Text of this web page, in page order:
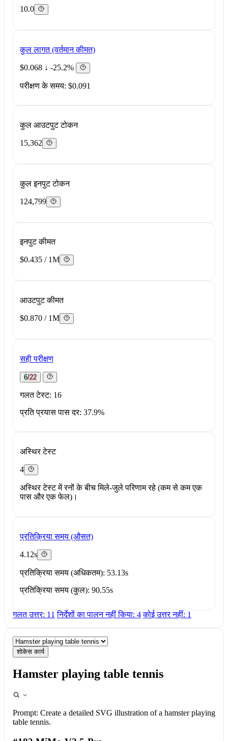
10.0
कुल लागत (वर्तमान कीमत)
$0.068 ↓ -25.2%
परीक्षण के समय: $0.091
कुल आउटपुट टोकन
15,362
कुल इनपुट टोकन
124,799
इनपुट कीमत
$0.435 / 1M
आउटपुट कीमत
$0.870 / 1M
सही परीक्षण
6/22
गलत टेस्ट: 16
प्रति प्रयास पास दर: 37.9%
अस्थिर टेस्ट
4
अस्थिर टेस्ट में रनों के बीच मिले-जुले परिणाम रहे (कम से कम एक
पास और एक फेल)।
प्रतिक्रिया समय (औसत)
4.12s
प्रतिक्रिया समय (अधिकतम): 53.13s
प्रतिक्रिया समय (कुल): 90.55s
गलत उत्तर: 11 निर्देशों का पालन नहीं किया: 4 कोई उत्तर नहीं: 1
शोकेस कार्य
Hamster playing table tennis
Prompt: Create a detailed SVG illustration of a hamster playing
table tennis.